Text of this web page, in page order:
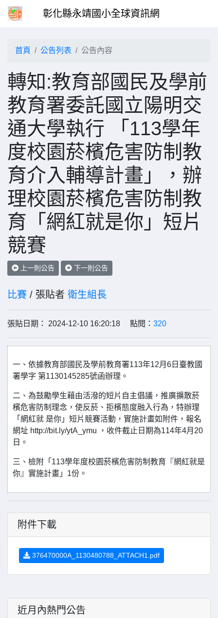
彰化縣永靖國小全球資訊網
首頁 公告列表 公告內容
轉知:教育部國民及學前
教育署委託國立陽明交
通大學執行 「113學年
度校園菸檳危害防制教
育介入輔導計畫」，辦
理校園菸檳危害防制教
育「網紅就是你」短片
競賽
上一則公告 下一則公告
比賽 / 張貼者 衛生組長
張貼日期： 2024-12-10 16:20:18 點閱： 320
一、依據教育部國民及學前教育署113年12月6日臺教國
署學字 第1130145285號函辦理。
二、為鼓勵學生藉由活潑的短片自主倡議，推廣擴散菸
檳危害防制理念，使反菸、拒檳態度融入行為，特辦理
「網紅就 是你」短片競賽活動，實施計畫如附件，報名
網址 http://bit.ly/ytA_ymu ，收件截止日期為114年4月20
日。
三、檢附「113學年度校園菸檳危害防制教育『網紅就是
你』實施計畫」1份。
附件下載
376470000A_1130480788_ATTACH1.pdf
近月內熱門公告